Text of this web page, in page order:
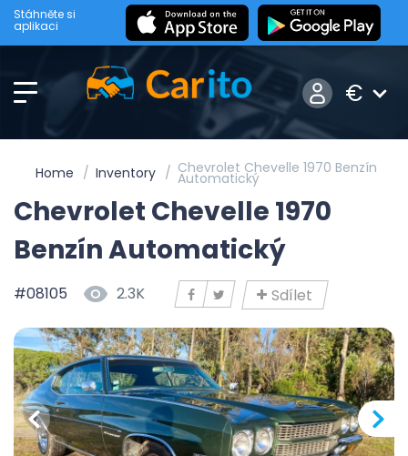
Stáhněte si
aplikaci
€
Home Inventory Chevrolet Chevelle 1970 Benzín
Automatický
Chevrolet Chevelle 1970
Benzín Automatický
#08105 2.3K Sdílet